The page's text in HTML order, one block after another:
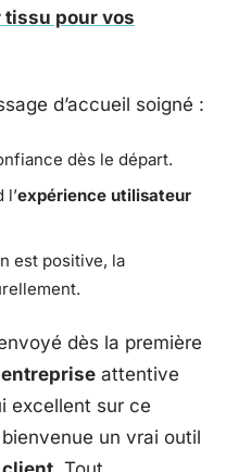
pour vos
d’accueil soigné :
dès le départ.
l’expérience utilisateur
est positive, la
dès la première
entreprise attentive
excellent sur ce
un vrai outil